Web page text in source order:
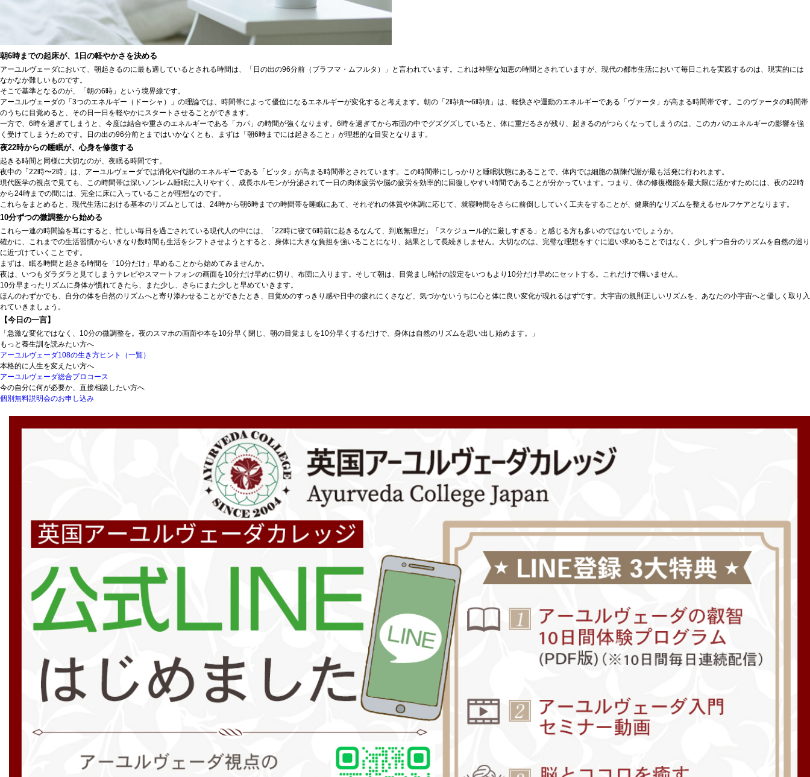
朝6時までの起床が、1日の軽やかさを決める
アーユルヴェーダにおいて、朝起きるのに最も適しているとされる時間は、「日の出の96分前（ブラフマ・ムフルタ）」と言われています。これは神聖な知恵の時間とされていますが、現代の都市生活において毎日これを実践するのは、現実的には
なかなか難しいものです。
そこで基準となるのが、「朝の6時」という境界線です。
アーユルヴェーダの「3つのエネルギー（ドーシャ）」の理論では、時間帯によって優位になるエネルギーが変化すると考えます。朝の「2時頃〜6時頃」は、軽快さや運動のエネルギーである「ヴァータ」が高まる時間帯です。このヴァータの時間帯
のうちに目覚めると、その日一日を軽やかにスタートさせることができます。
一方で、6時を過ぎてしまうと、今度は結合や重さのエネルギーである「カパ」の時間が強くなります。6時を過ぎてから布団の中でグズグズしていると、体に重だるさが残り、起きるのがつらくなってしまうのは、このカパのエネルギーの影響を強
く受けてしまうためです。日の出の96分前とまではいかなくとも、まずは「朝6時までには起きること」が理想的な目安となります。
夜22時からの睡眠が、心身を修復する
起きる時間と同様に大切なのが、夜眠る時間です。
夜中の「22時〜2時」は、アーユルヴェーダでは消化や代謝のエネルギーである「ピッタ」が高まる時間帯とされています。この時間帯にしっかりと睡眠状態にあることで、体内では細胞の新陳代謝が最も活発に行われます。
現代医学の視点で見ても、この時間帯は深いノンレム睡眠に入りやすく、成長ホルモンが分泌されて一日の肉体疲労や脳の疲労を効率的に回復しやすい時間であることが分かっています。つまり、体の修復機能を最大限に活かすためには、夜の22時
から24時までの間には、完全に床に入っていることが理想なのです。
これらをまとめると、現代生活における基本のリズムとしては、24時から朝6時までの時間帯を睡眠にあて、それぞれの体質や体調に応じて、就寝時間をさらに前倒ししていく工夫をすることが、健康的なリズムを整えるセルフケアとなります。
10分ずつの微調整から始める
これら一連の時間論を耳にすると、忙しい毎日を過ごされている現代人の中には、「22時に寝て6時前に起きるなんて、到底無理だ」「スケジュール的に厳しすぎる」と感じる方も多いのではないでしょうか。
確かに、これまでの生活習慣からいきなり数時間も生活をシフトさせようとすると、身体に大きな負担を強いることになり、結果として長続きしません。大切なのは、完璧な理想をすぐに追い求めることではなく、少しずつ自分のリズムを自然の巡り
に近づけていくことです。
まずは、眠る時間と起きる時間を「10分だけ」早めることから始めてみませんか。
夜は、いつもダラダラと見てしまうテレビやスマートフォンの画面を10分だけ早めに切り、布団に入ります。そして朝は、目覚まし時計の設定をいつもより10分だけ早めにセットする。これだけで構いません。
10分早まったリズムに身体が慣れてきたら、また少し、さらにまた少しと早めていきます。
ほんのわずかでも、自分の体を自然のリズムへと寄り添わせることができたとき、目覚めのすっきり感や日中の疲れにくさなど、気づかないうちに心と体に良い変化が現れるはずです。大宇宙の規則正しいリズムを、あなたの小宇宙へと優しく取り入
れていきましょう。
【今日の一言】
「急激な変化ではなく、10分の微調整を。夜のスマホの画面や本を10分早く閉じ、朝の目覚ましを10分早くするだけで、身体は自然のリズムを思い出し始めます。」
もっと養生訓を読みたい方へ
アーユルヴェーダ108の生き方ヒント（一覧）
本格的に人生を変えたい方へ
アーユルヴェーダ総合プロコース
今の自分に何が必要か、直接相談したい方へ
個別無料説明会のお申し込み